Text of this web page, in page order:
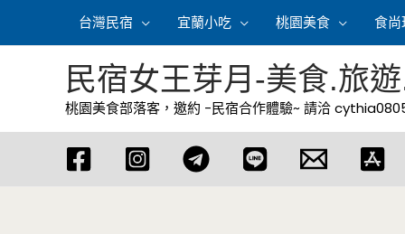
容
台灣民宿 宜蘭小吃 桃園美食 食尚
民宿女王芽月-美食.旅
桃園美食部落客，邀約 -民宿合作體驗~ 請洽